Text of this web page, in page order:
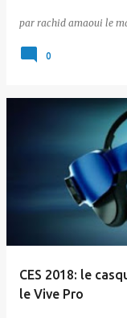
par rachid amaoui le
0
CES 2018: le
le Vive Pro